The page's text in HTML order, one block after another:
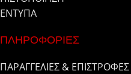
ΕΝΤΥΠΑ
ΠΛΗΡΟΦΟΡΙΕΣ
ΠΑΡΑΓΓΕΛΙΕΣ & ΕΠΙΣΤΡΟΦΕΣ